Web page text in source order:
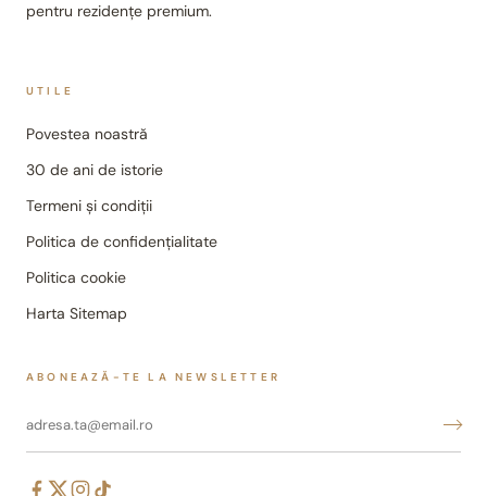
pentru rezidențe premium.
UTILE
Povestea noastră
30 de ani de istorie
Termeni și condiții
Politica de confidențialitate
Politica cookie
Harta Sitemap
ABONEAZĂ-TE LA NEWSLETTER